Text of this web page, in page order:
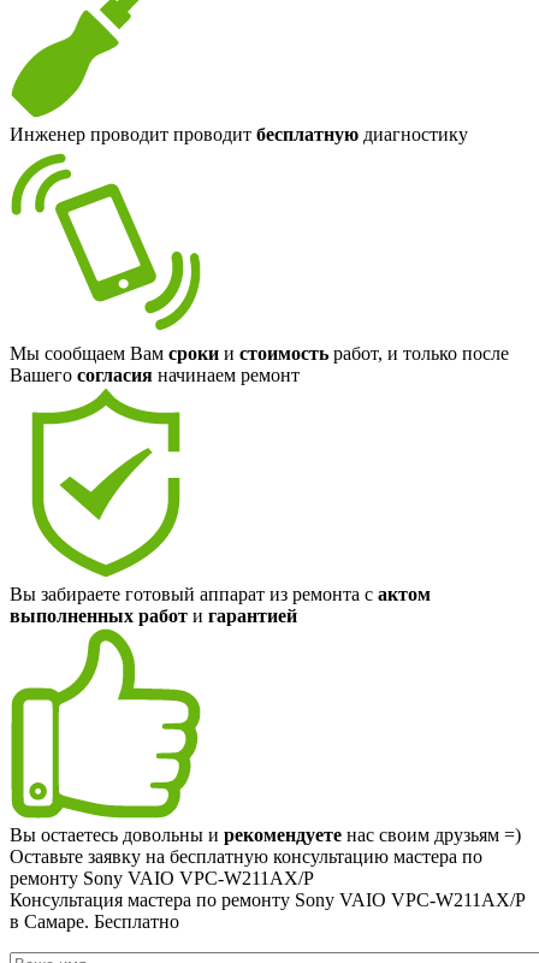
Инженер проводит проводит бесплатную диагностику
Мы сообщаем Вам сроки и стоимость работ, и только после
Вашего согласия начинаем ремонт
Вы забираете готовый аппарат из ремонта с актом
выполненных работ и гарантией
Вы остаетесь довольны и рекомендуете нас своим друзьям =)
Оставьте заявку на бесплатную консультацию мастера по
ремонту Sony VAIO VPC-W211AX/P
Консультация мастера по ремонту Sony VAIO VPC-W211AX/P
в Самаре. Бесплатно